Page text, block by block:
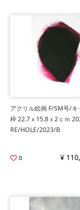
アクリル絵画 F/SM号/キ
枠 22.7ｘ15.8ｘ2ｃｍ
RE/HOLE/2023/B
0
¥